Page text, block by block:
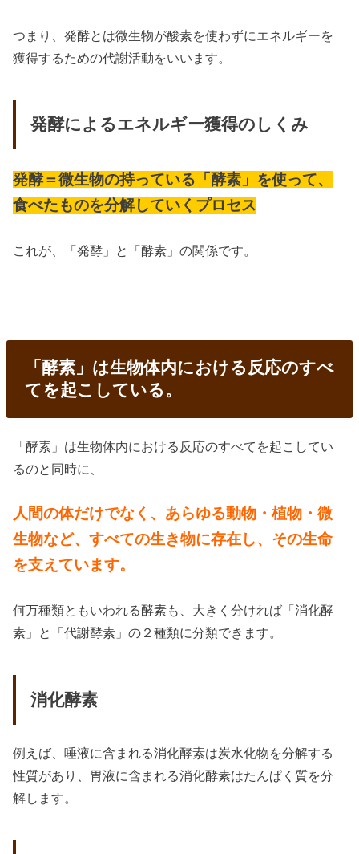
つまり、発酵とは微生物が酸素を使わずにエネルギーを
獲得するための代謝活動をいいます。
発酵によるエネルギー獲得のしくみ
発酵＝微生物の持っている「酵素」を使って、
食べたものを分解していくプロセス
これが、「発酵」と「酵素」の関係です。
「酵素」は生物体内における反応のすべ
てを起こしている。
「酵素」は生物体内における反応のすべてを起こしてい
るのと同時に、
人間の体だけでなく、あらゆる動物・植物・微
生物など、すべての生き物に存在し、その生命
を支えています。
何万種類ともいわれる酵素も、大きく分ければ「消化酵
素」と「代謝酵素」の２種類に分類できます。
消化酵素
例えば、唾液に含まれる消化酵素は炭水化物を分解する
性質があり、胃液に含まれる消化酵素はたんぱく質を分
解します。